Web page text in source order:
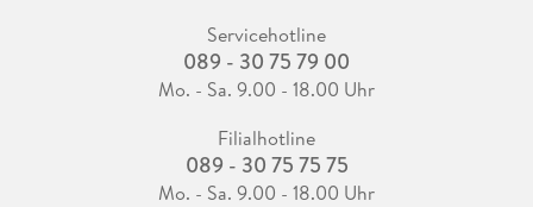
Servicehotline
089 - 30 75 79 00
Mo. - Sa. 9.00 - 18.00 Uhr
Filialhotline
089 - 30 75 75 75
Mo. - Sa. 9.00 - 18.00 Uhr